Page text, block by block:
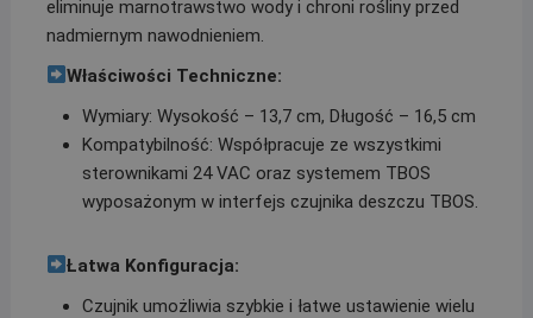
eliminuje marnotrawstwo wody i chroni rośliny przed
nadmiernym nawodnieniem.
Właściwości Techniczne:
Wymiary: Wysokość – 13,7 cm, Długość – 16,5 cm
Kompatybilność: Współpracuje ze wszystkimi
sterownikami 24 VAC oraz systemem TBOS
wyposażonym w interfejs czujnika deszczu TBOS.
Łatwa Konfiguracja:
Czujnik umożliwia szybkie i łatwe ustawienie wielu